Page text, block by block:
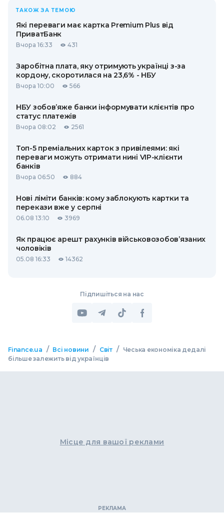
ТАКОЖ ЗА ТЕМОЮ
Які переваги має картка Premium Plus від
ПриватБанк
Вчора 16:33 431
Заробітна плата, яку отримують українці з-за
кордону, скоротилася на 23,6% - НБУ
Вчора 10:00 566
НБУ зобов’яже банки інформувати клієнтів про
статус платежів
Вчора 08:02 2561
Топ-5 преміальних карток з привілеями: які
переваги можуть отримати нині VIP-клієнти
банків
Вчора 06:50 884
Нові ліміти банків: кому заблокують картки та
перекази вже у серпні
06.08 13:10 3969
Як працює арешт рахунків військовозобов’язаних
чоловіків
05.08 16:33 14362
Підпишіться на нас
Finance.ua / Всі новини / Світ /
Чеська економіка дедалі
більше залежить від українців
Місце для вашої реклами